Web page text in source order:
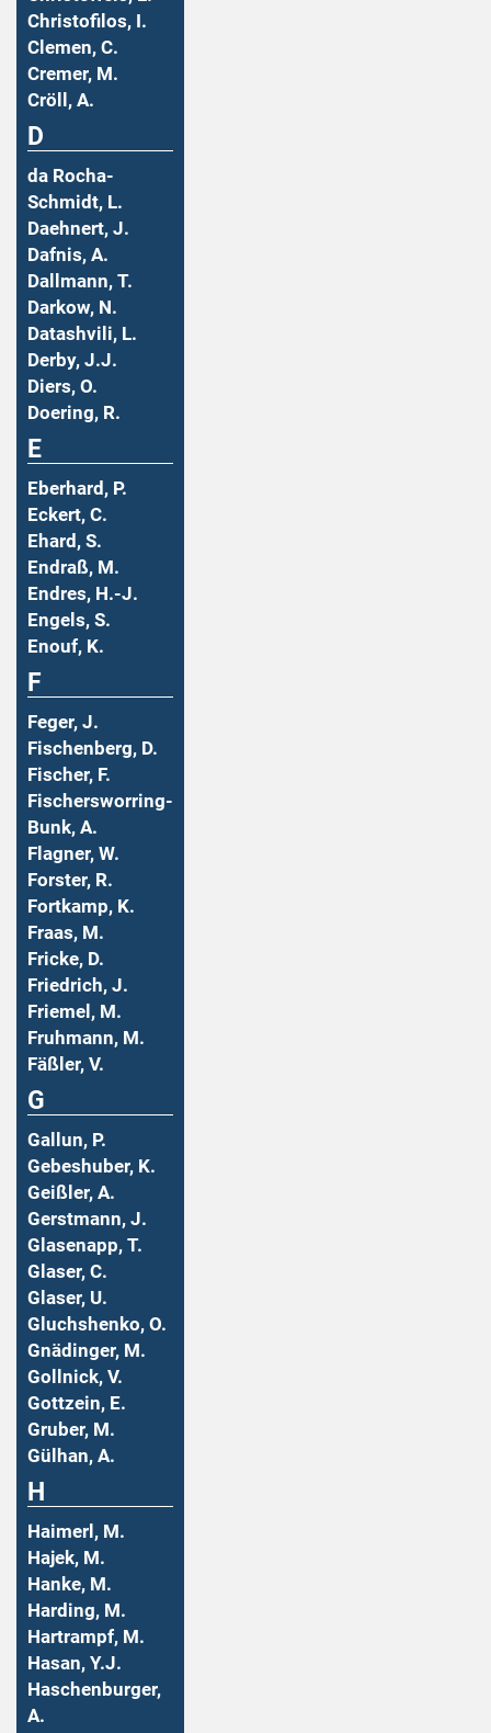
Christofilos, I.
Clemen, C.
Cremer, M.
Cröll, A.
D
da Rocha-
Schmidt, L.
Daehnert, J.
Dafnis, A.
Dallmann, T.
Darkow, N.
Datashvili, L.
Derby, J.J.
Diers, O.
Doering, R.
E
Eberhard, P.
Eckert, C.
Ehard, S.
Endraß, M.
Endres, H.-J.
Engels, S.
Enouf, K.
F
Feger, J.
Fischenberg, D.
Fischer, F.
Fischersworring-
Bunk, A.
Flagner, W.
Forster, R.
Fortkamp, K.
Fraas, M.
Fricke, D.
Friedrich, J.
Friemel, M.
Fruhmann, M.
Fäßler, V.
G
Gallun, P.
Gebeshuber, K.
Geißler, A.
Gerstmann, J.
Glasenapp, T.
Glaser, C.
Glaser, U.
Gluchshenko, O.
Gnädinger, M.
Gollnick, V.
Gottzein, E.
Gruber, M.
Gülhan, A.
H
Haimerl, M.
Hajek, M.
Hanke, M.
Harding, M.
Hartrampf, M.
Hasan, Y.J.
Haschenburger,
A.